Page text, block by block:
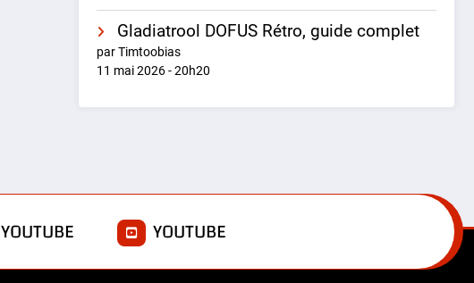
Gladiatrool DOFUS Rétro, guide complet
par Timtoobias
11 mai 2026 - 20h20
YOUTUBE YOUTUBE